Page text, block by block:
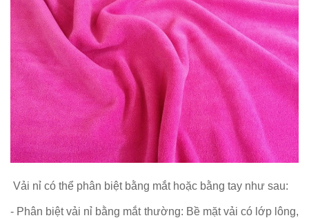
Vải nỉ có thể phân biệt bằng mắt hoặc bằng tay như sau:
- Phân biệt vải nỉ bằng mắt thường: Bề mặt vải có lớp lông,